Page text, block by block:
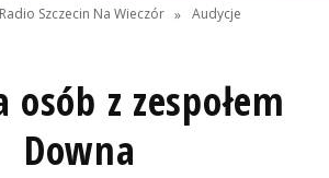
Radio Szczecin Na Wieczór » Audycje
osób z zespołem
Downa